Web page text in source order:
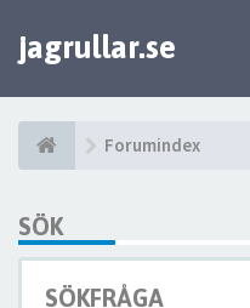
jagrullar.se
Forumindex
SÖK
SÖKFRÅGA